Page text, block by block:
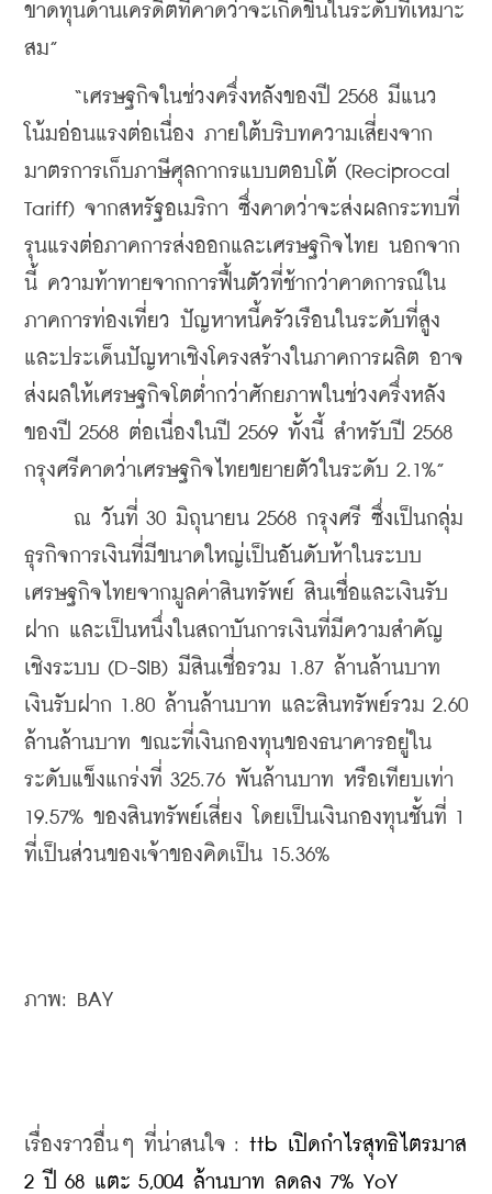
ขาดทุนด้านเครดิตที่คาดว่าจะเกิดขึ้นในระดับที่เหมาะ
สม”
“เศรษฐกิจในช่วงครึ่งหลังของปี 2568 มีแนว
โน้มอ่อนแรงต่อเนื่อง ภายใต้บริบทความเสี่ยงจาก
มาตรการเก็บภาษีศุลกากรแบบตอบโต้ (Reciprocal
Tariff) จากสหรัฐอเมริกา ซึ่งคาดว่าจะส่งผลกระทบที่
รุนแรงต่อภาคการส่งออกและเศรษฐกิจไทย นอกจาก
นี้ ความท้าทายจากการฟื้นตัวที่ช้ากว่าคาดการณ์ใน
ภาคการท่องเที่ยว ปัญหาหนี้ครัวเรือนในระดับที่สูง
และประเด็นปัญหาเชิงโครงสร้างในภาคการผลิต อาจ
ส่งผลให้เศรษฐกิจโตต่ำกว่าศักยภาพในช่วงครึ่งหลัง
ของปี 2568 ต่อเนื่องในปี 2569 ทั้งนี้ สำหรับปี 2568
กรุงศรีคาดว่าเศรษฐกิจไทยขยายตัวในระดับ 2.1%”
ณ วันที่ 30 มิถุนายน 2568 กรุงศรี ซึ่งเป็นกลุ่ม
ธุรกิจการเงินที่มีขนาดใหญ่เป็นอันดับห้าในระบบ
เศรษฐกิจไทยจากมูลค่าสินทรัพย์ สินเชื่อและเงินรับ
ฝาก และเป็นหนึ่งในสถาบันการเงินที่มีความสำคัญ
เชิงระบบ (D-SIB) มีสินเชื่อรวม 1.87 ล้านล้านบาท
เงินรับฝาก 1.80 ล้านล้านบาท และสินทรัพย์รวม 2.60
ล้านล้านบาท ขณะที่เงินกองทุนของธนาคารอยู่ใน
ระดับแข็งแกร่งที่ 325.76 พันล้านบาท หรือเทียบเท่า
19.57% ของสินทรัพย์เสี่ยง โดยเป็นเงินกองทุนชั้นที่ 1
ที่เป็นส่วนของเจ้าของคิดเป็น 15.36%
ภาพ: BAY
เรื่องราวอื่นๆ ที่น่าสนใจ : ttb เปิดกำไรสุทธิไตรมาส
2 ปี 68 แตะ 5,004 ล้านบาท ลดลง 7% YoY